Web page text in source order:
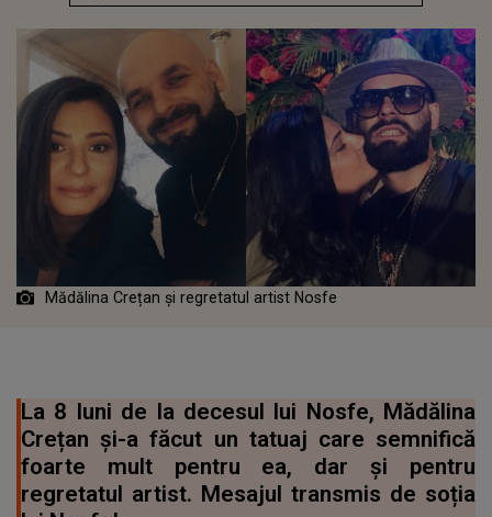
Mădălina Crețan și regretatul artist Nosfe
La 8 luni de la decesul lui Nosfe, Mădălina
Crețan și-a făcut un tatuaj care semnifică
foarte mult pentru ea, dar și pentru
regretatul artist. Mesajul transmis de soția